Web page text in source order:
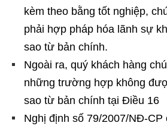
kèm theo bằng tốt nghiệp,
phải hợp pháp hóa lãnh sự
sao từ bản chính.
Ngoài ra, quý khách hàng
những trường hợp không
sao từ bản chính tại Điều 16
Nghị định số 79/2007/NĐ-CP